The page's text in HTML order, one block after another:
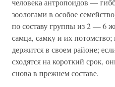
человека антропоидов —
зоологами в особое
по составу группы из 2 — 6
самца, самку и их потомство;
держится в своем районе;
сходятся на короткий срок,
снова в прежнем составе.